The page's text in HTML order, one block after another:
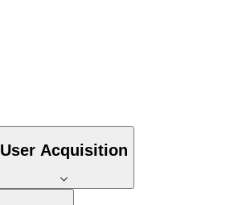
User Acquisition